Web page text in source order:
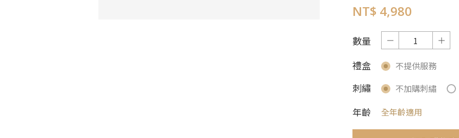
NT$ 4,980
數量
禮盒
不提供服務
刺繡 不加購刺繡
年齡 全年齡適用